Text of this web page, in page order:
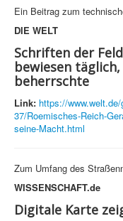
Ein Beitrag zum
DIE WELT
Schriften der
bewiesen
beherrschte
Link: https://
37/Roemisches-Reich-
seine-Macht.html
Zum Umfang des
WISSENSCHAFT.de
Digitale Karte